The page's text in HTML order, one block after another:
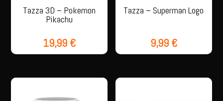
Tazza 3D – Pokemon
Pikachu
19,99 €
Tazza – Superman Logo
9,99 €